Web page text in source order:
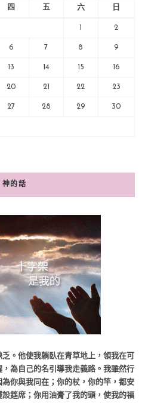
四 五 六 日
1 2
6 7 8 9
13 14 15 16
20 21 22 23
27 28 29 30
神的話
。他使我躺臥在青草地上，領我在可
為自己的名引導我走義路。我雖然行
你與我同在；你的杖，你的竿，都安
筵席；你用油膏了我的頭，使我的福